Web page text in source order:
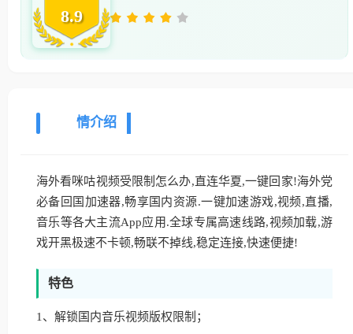
8.9
情介绍
海外看咪咕视频受限制怎么办,直连华夏,一键回家!海外党
必备回国加速器,畅享国内资源.一键加速游戏,视频,直播,
音乐等各大主流App应用.全球专属高速线路,视频加载,游
戏开黑极速不卡顿,畅联不掉线,稳定连接,快速便捷!
特色
1、解锁国内音乐视频版权限制；